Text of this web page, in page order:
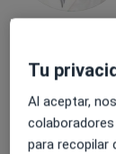
Dentista·Ver
Dirección 1
Tu
Al aceptar,
para